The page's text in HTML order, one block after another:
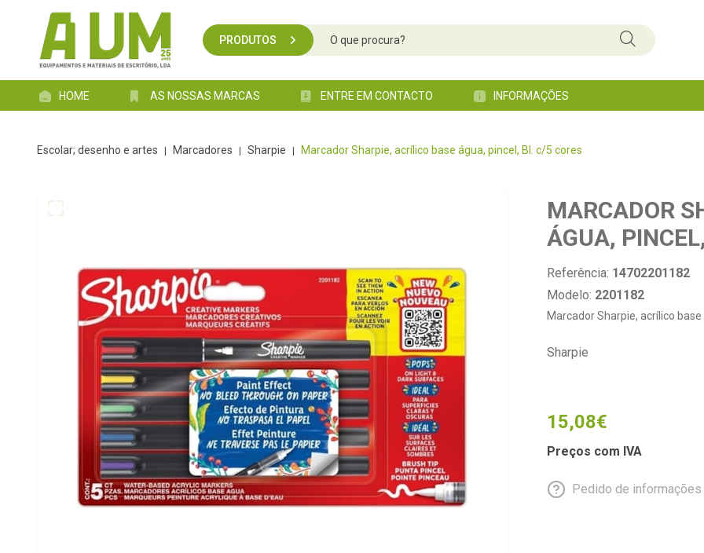
PRODUTOS
HOME AS NOSSAS MARCAS ENTRE EM CONTACTO INFORMAÇÕES
escolar; desenho e artes marcadores sharpie Marcador Sharpie, acrílico base água, pincel, Bl. c/5 cores
MARCADOR
ÁGUA,
Referência: 14702201182
Modelo: 2201182
Marcador Sharpie, acrílico
Sharpie
15,08€
Preços com IVA
Pedido de informações